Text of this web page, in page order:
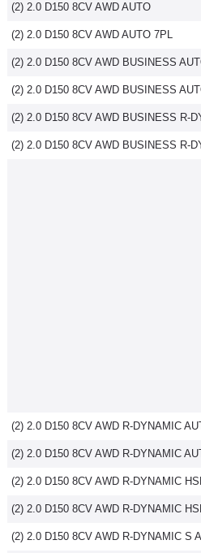
(2) 2.0 D150 8CV AWD AUTO
(2) 2.0 D150 8CV AWD AUTO 7PL
(2) 2.0 D150 8CV AWD BUSINESS
(2) 2.0 D150 8CV AWD BUSINESS
(2) 2.0 D150 8CV AWD BUSINESS R-
(2) 2.0 D150 8CV AWD BUSINESS R-
(2) 2.0 D150 8CV AWD R-DYNAMIC
(2) 2.0 D150 8CV AWD R-DYNAMIC
(2) 2.0 D150 8CV AWD R-DYNAMIC
(2) 2.0 D150 8CV AWD R-DYNAMIC
(2) 2.0 D150 8CV AWD R-DYNAMIC S